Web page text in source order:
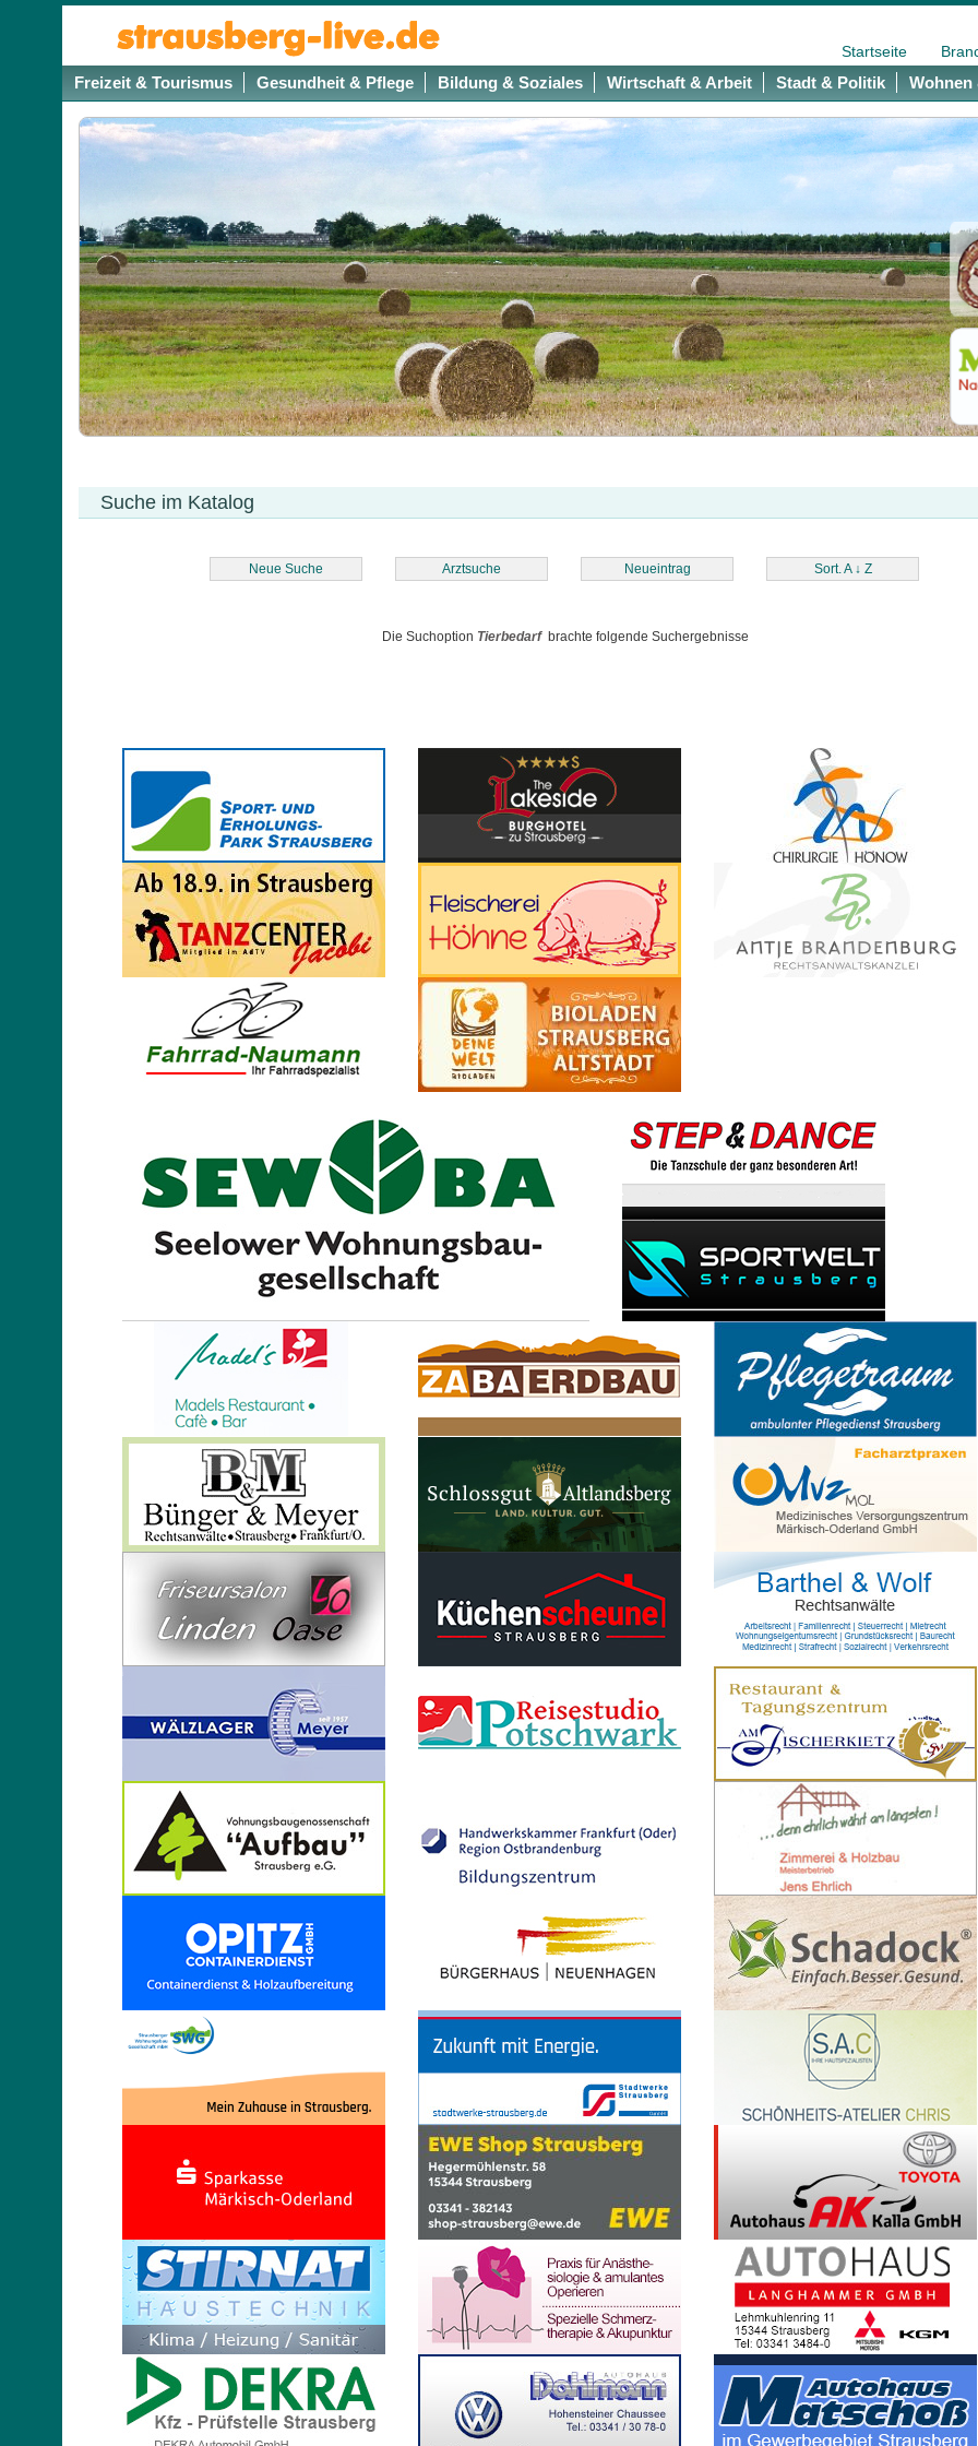
Startseite
Freizeit & Tourismus Gesundheit & Pflege Bildung & Soziales Wirtschaft & Arbeit Stadt & Politik Wohnen
Suche im Katalog
Neue Suche Arztsuche Neueintrag Sort. A ↓ Z
Die Suchoption Tierbedarfbrachte folgende Suchergebnisse